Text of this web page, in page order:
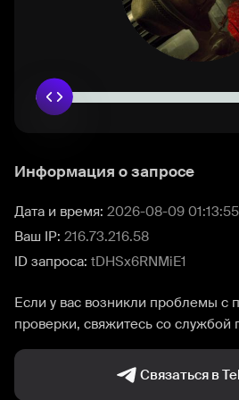
Информация о запросе
Дата и время: 2026-08-09
Ваш IP: 216.73.216.58
ID запроса: tDHSx6RNMiE1
Если у вас возникли проблемы с
проверки, свяжитесь со службой
Связаться в